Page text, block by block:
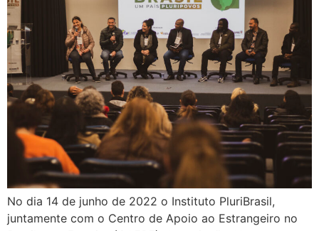
No dia 14 de junho de 2022 o Instituto PluriBrasil,
juntamente com o Centro de Apoio ao Estrangeiro no